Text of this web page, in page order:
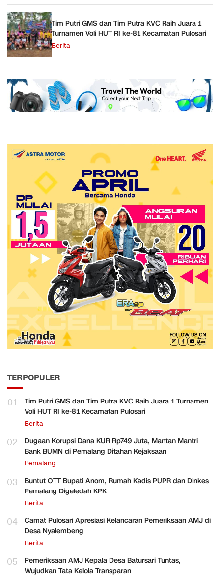
Tim Putri GMS dan Tim Putra KVC Raih Juara 1
Turnamen Voli HUT RI ke-81 Kecamatan Pulosari
Berita
TERPOPULER
01
Tim Putri GMS dan Tim Putra KVC Raih Juara 1 Turnamen
Voli HUT RI ke-81 Kecamatan Pulosari
Berita
02
Dugaan Korupsi Dana KUR Rp749 Juta, Mantan Mantri
Bank BUMN di Pemalang Ditahan Kejaksaan
Pemalang
03
Buntut OTT Bupati Anom, Rumah Kadis PUPR dan Dinkes
Pemalang Digeledah KPK
Berita
04
Camat Pulosari Apresiasi Kelancaran Pemeriksaan AMJ di
Desa Nyalembeng
Berita
05
Pemeriksaan AMJ Kepala Desa Batursari Tuntas,
Wujudkan Tata Kelola Transparan